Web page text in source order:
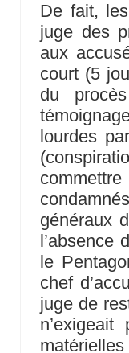
De fait,
juge des
aux
court (5
du
lourdes
généraux
l’absence
le
chef
juge de
matérielles